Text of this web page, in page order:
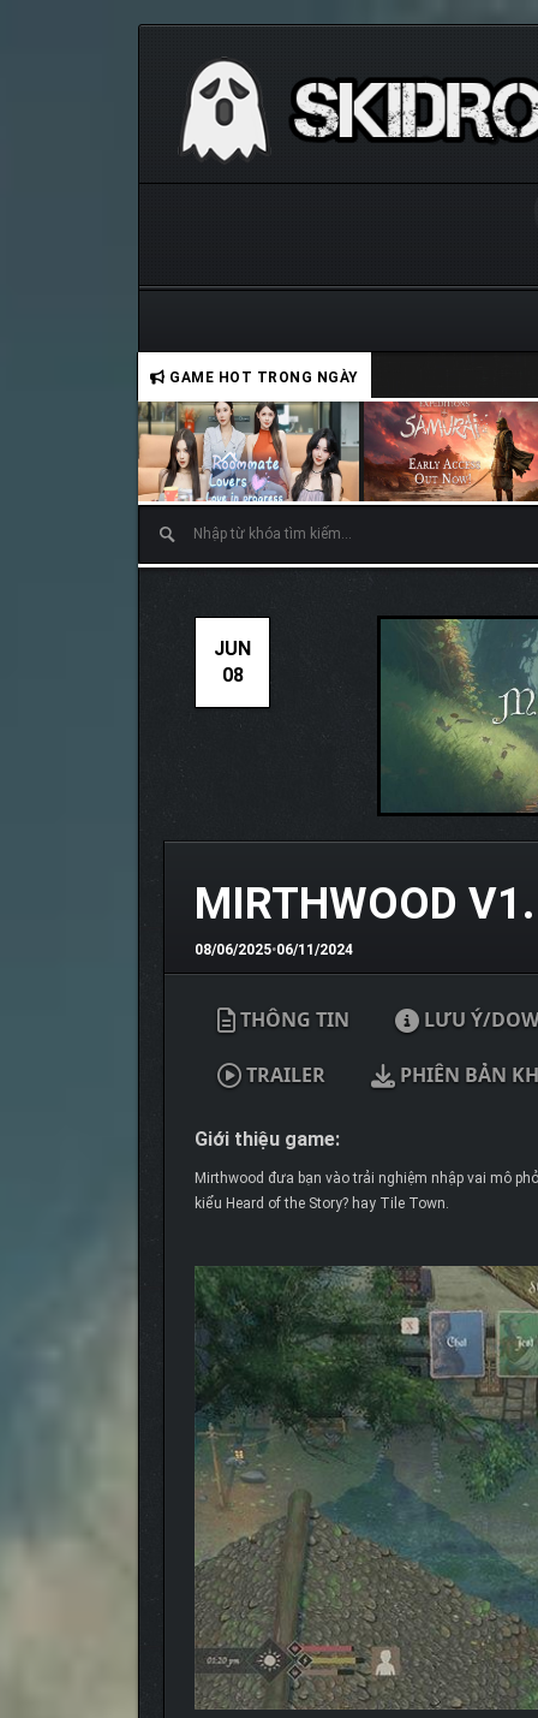
GAME HOT TRONG NGÀY
JUN
08
MIRTHWOOD
08/06/2025•06/11/2024
THÔNG TIN LƯU Ý/
TRAILER PHIÊN BẢN
Giới thiệu game:
Mirthwood đưa bạn vào trải nghiệm nhập vai mô
kiểu Heard of the Story? hay Tile Town.